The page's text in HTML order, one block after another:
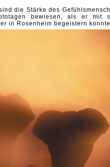
die Stärke des
bewiesen, als er mit
in Rosenheim begeistern